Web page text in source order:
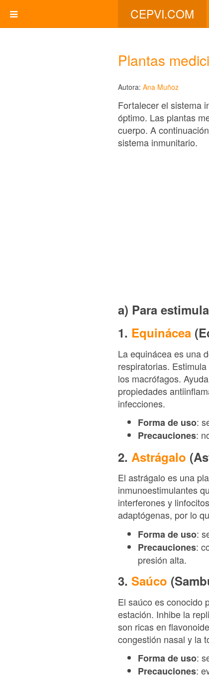
CEPVI.COM
Plantas
Autora: Ana Muñoz
Fortalecer el sistema
óptimo. Las plantas
cuerpo. A
sistema inmunitario.
a) Para
1. Equinácea
La equinácea es una
respiratorias.
los macrófagos.
propiedades
infecciones.
Forma de uso:
Precauciones:
2. Astrágalo
El astrágalo es una
inmunoestimulantes
interferones y
adaptógenas, por lo
Forma de uso:
Precauciones:
presión alta.
3. Saúco
El saúco es conocido
estación. Inhibe la
son ricas en
congestión nasal y la
Forma de uso:
Precauciones: